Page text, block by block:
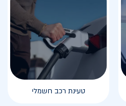
טעינת רכב חשמלי